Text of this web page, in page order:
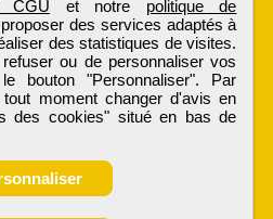
et notre politique de
des services adaptés à
des statistiques de visites.
ou de personnaliser vos
bouton "Personnaliser". Par
moment changer d'avis en
des cookies" situé en bas de